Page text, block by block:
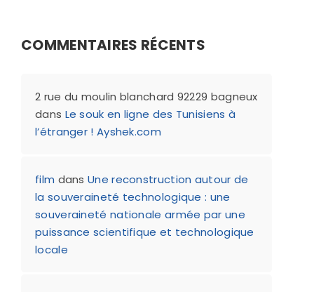
COMMENTAIRES RÉCENTS
2 rue du moulin blanchard 92229 bagneux
dans Le souk en ligne des Tunisiens à
l’étranger ! Ayshek.com
film dansUne reconstruction autour de
la souveraineté technologique : une
souveraineté nationale armée par une
puissance scientifique et technologique
locale